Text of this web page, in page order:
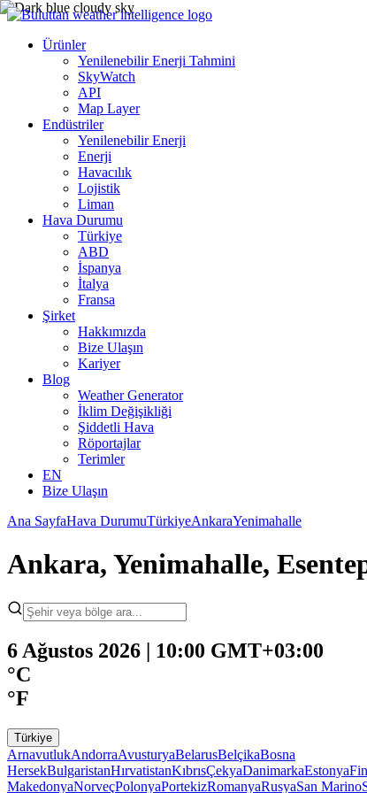
Ürünler
Yenilenebilir Enerji Tahmini
SkyWatch
API
Map Layer
Endüstriler
Yenilenebilir Enerji
Enerji
Havacılık
Lojistik
Liman
Hava Durumu
Türkiye
ABD
İspanya
İtalya
Fransa
Şirket
Hakkımızda
Bize Ulaşın
Kariyer
Blog
Weather Generator
İklim Değişikliği
Şiddetli Hava
Röportajlar
Terimler
EN
Bize Ulaşın
Ana SayfaHava DurumuTürkiyeAnkaraYenimahalle
Ankara, Yenimahalle,
6 Ağustos 2026 | 10:00 GMT+03:00
°C
°F
Türkiye
ArnavutlukAndorraAvusturyaBelarusBelçikaBosna
HersekBulgaristanHırvatistanKıbrısÇekyaDanimarkaEstonya
MakedonyaNorveçPolonyaPortekizRomanyaRusyaSan Marino